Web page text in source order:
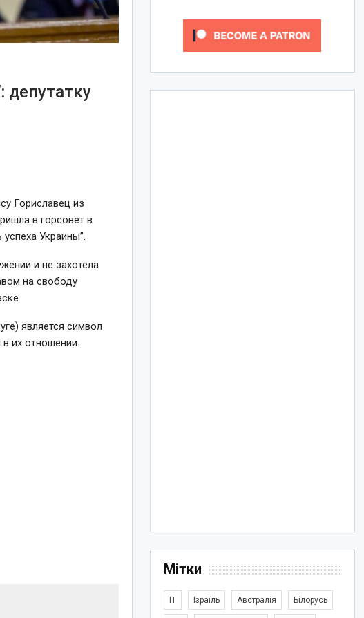
депутатку
Гориславец из
в горсовет в
Украины”.
и не захотела
на свободу
является символ
их отношении.
Мітки
IT Ізраїль Австралія Білорусь